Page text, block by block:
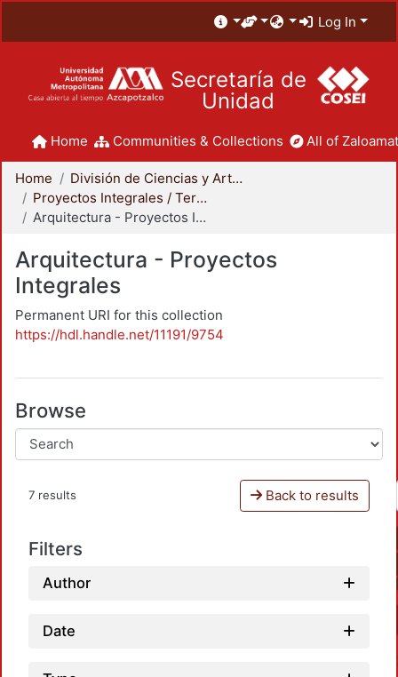
Log In
Secretaría de
Unidad
Home Communities & Collections All of
Home
División de Ciencias y Artes para el Diseño
Proyectos Integrales / Terminales - Licenciatura
Arquitectura - Proyectos Integrales
Arquitectura - Proyectos
Integrales
Permanent URI for this collection
https://hdl.handle.net/11191/9754
Browse
7 results Back to results
Filters
Author
Date